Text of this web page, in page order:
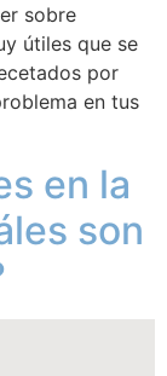
sobre
útiles que se
por
en tus
en la
son